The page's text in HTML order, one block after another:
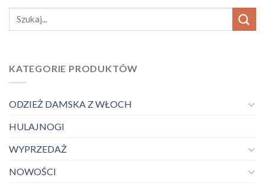
KATEGORIE PRODUKTÓW
ODZIEŻ DAMSKA Z WŁOCH
HULAJNOGI
WYPRZEDAŻ
NOWOŚCI